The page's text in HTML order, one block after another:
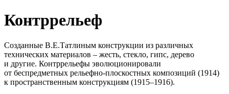
Контррельеф
Созданные В.Е.Татлиным конструкции из различных
технических материалов – жесть, стекло, гипс, дерево
и другие. Контррельефы эволюционировали
от беспредметных рельефно-плоскостных композиций (1914)
к пространственным конструкциям (1915–1916).